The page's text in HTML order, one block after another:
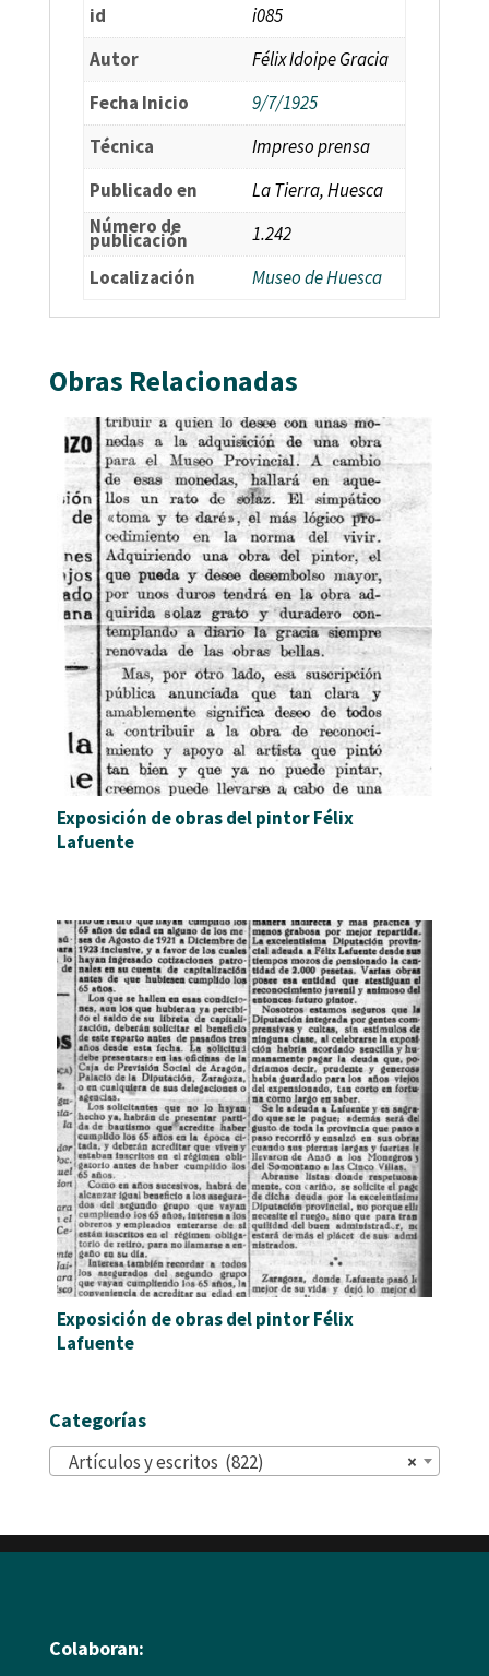
id
i085
Autor
Félix Idoipe Gracia
Fecha Inicio
9/7/1925
Técnica
Impreso prensa
Publicado en
La Tierra, Huesca
Número de
publicación
1.242
Localización
Museo de Huesca
Obras Relacionadas
Exposición de obras del pintor Félix
Lafuente
Exposición de obras del pintor Félix
Lafuente
Categorías
×
Artículos y escritos (822)
Colaboran: